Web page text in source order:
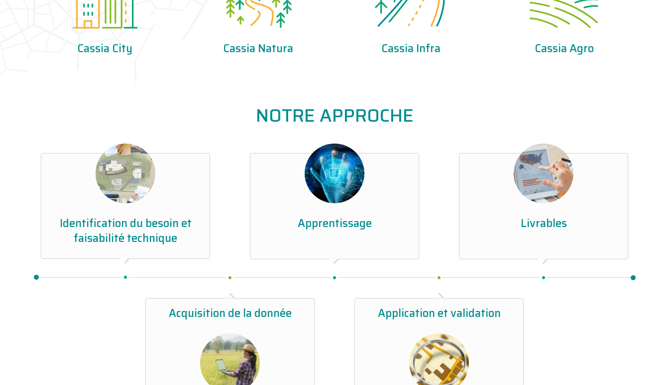
Cassia City Cassia Natura Cassia Infra Cassia Agro
NOTRE APPROCHE
Identification du besoin et
faisabilité technique
Acquisition de la donnée
Apprentissage
Application et validation
Livrables